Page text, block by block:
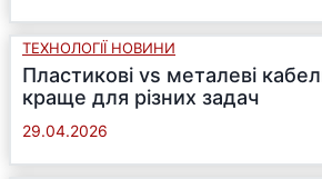
ТЕХНОЛОГІЇ НОВИНИ
Пластикові vs металеві
краще для різних задач
29.04.2026